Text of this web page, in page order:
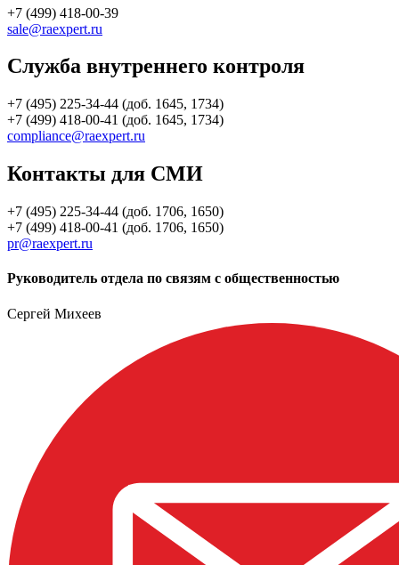
+7 (499) 418-00-39
sale@raexpert.ru
Служба внутреннего контроля
+7 (495) 225-34-44 (доб. 1645, 1734)
+7 (499) 418-00-41 (доб. 1645, 1734)
compliance@raexpert.ru
Контакты для СМИ
+7 (495) 225-34-44 (доб. 1706, 1650)
+7 (499) 418-00-41 (доб. 1706, 1650)
pr@raexpert.ru
Руководитель отдела по связям с общественностью
Сергей Михеев